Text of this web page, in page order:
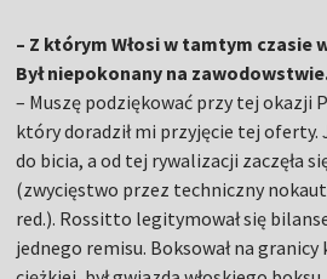
– Z którym Włosi w tamtym czasie
Był niepokonany na
– Muszę podziękować przy tej okazji
który doradził mi przyjęcie tej oferty.
do bicia, a od tej rywalizacji zaczęła
(zwycięstwo przez techniczny
red.). Rossitto legitymował się
jednego remisu. Boksował na